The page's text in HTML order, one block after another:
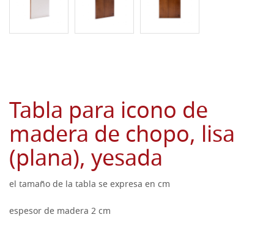
Tabla para icono de
madera de chopo, lisa
(plana), yesada
el tamaño de la tabla se expresa en cm
espesor de madera 2 cm